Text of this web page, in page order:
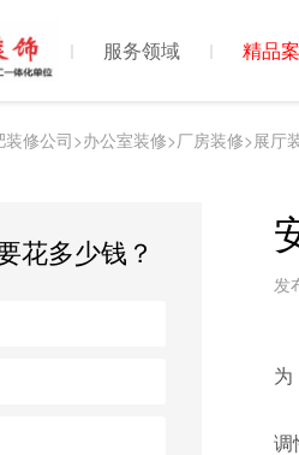
页 服务领域 精品
修公司>办公室装修>厂房装修>展厅
花多少钱？
发
为
调